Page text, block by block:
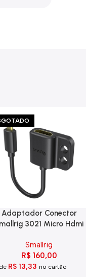
Adaptador Conector
3021 Micro Hdmi
Smallrig
R$ 160,00
R$13,33 no cartão